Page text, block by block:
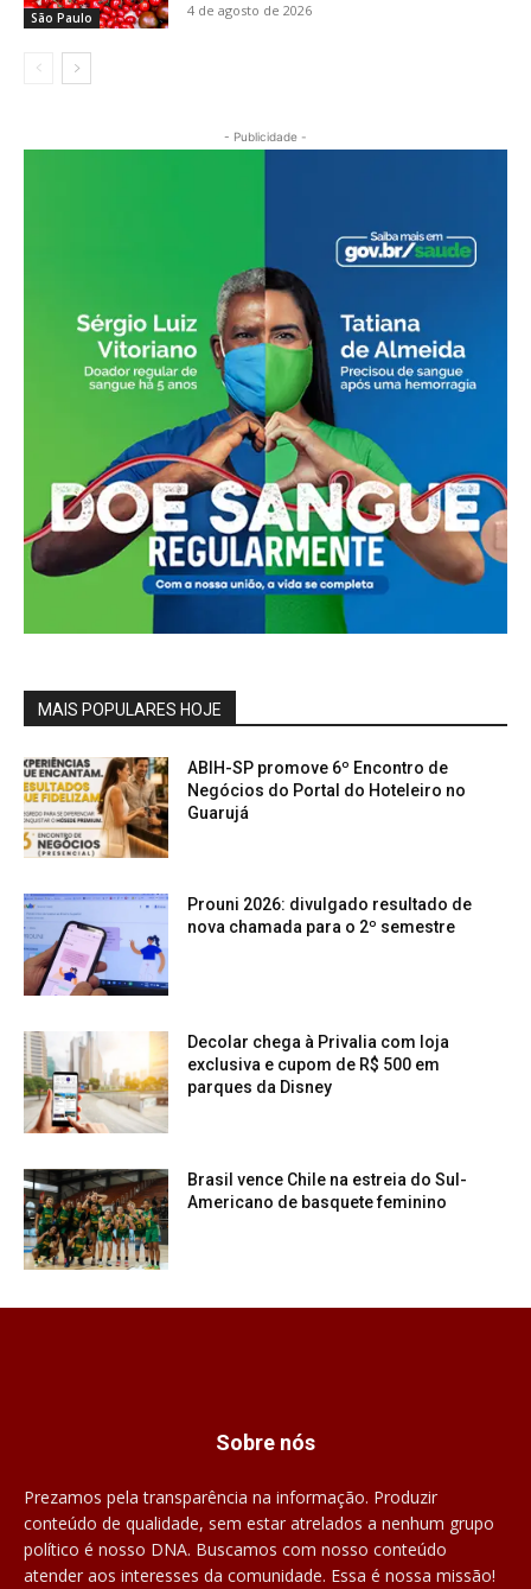
São Paulo 4 de agosto de 2026
- Publicidade -
MAIS POPULARES HOJE
ABIH-SP promove 6º Encontro de
Negócios do Portal do Hoteleiro no
Guarujá
Prouni 2026: divulgado resultado de
nova chamada para o 2º semestre
Decolar chega à Privalia com loja
exclusiva e cupom de R$ 500 em
parques da Disney
Brasil vence Chile na estreia do Sul-
Americano de basquete feminino
Sobre nós
Prezamos pela transparência na informação. Produzir
conteúdo de qualidade, sem estar atrelados a nenhum grupo
político é nosso DNA. Buscamos com nosso conteúdo
atender aos interesses da comunidade. Essa é nossa missão!